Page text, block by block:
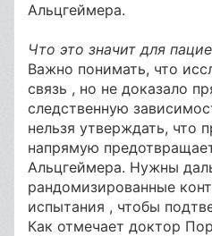
Альцгеймера.
Что это значит для
Важно понимать, что
связь , но не доказало
следственную
нельзя утверждать, что
напрямую
Альцгеймера. Нужны
рандомизированные
испытания , чтобы
Как отмечает доктор